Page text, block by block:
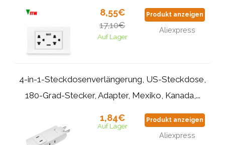
8,55€
17,10€
Auf Lager
Produkt anzeigen
Aliexpress
4-in-1-Steckdosenverlängerung, US-Steckdose,
180-Grad-Stecker, Adapter, Mexiko, Kanada,...
1,84€
Auf Lager
Produkt anzeigen
Aliexpress